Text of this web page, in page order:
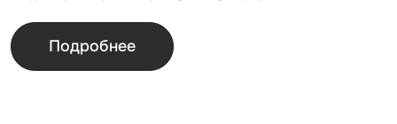
Подробнее